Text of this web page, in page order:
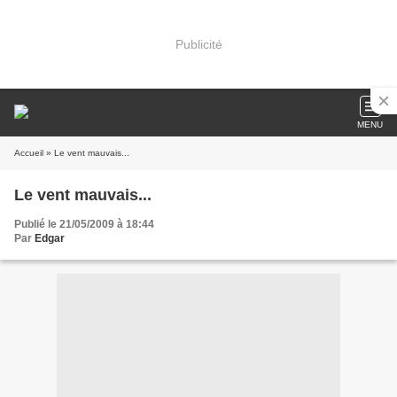
Publicité
MENU
Accueil » Le vent mauvais...
Le vent mauvais...
Publié le 21/05/2009 à 18:44
Par Edgar